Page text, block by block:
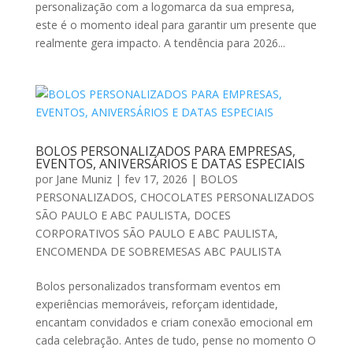
personalização com a logomarca da sua empresa,
este é o momento ideal para garantir um presente que
realmente gera impacto. A tendência para 2026...
BOLOS PERSONALIZADOS PARA EMPRESAS,
EVENTOS, ANIVERSÁRIOS E DATAS ESPECIAIS
por Jane Muniz| fev 17, 2026 | BOLOS
PERSONALIZADOS, CHOCOLATES PERSONALIZADOS
SÃO PAULO E ABC PAULISTA, DOCES
CORPORATIVOS SÃO PAULO E ABC PAULISTA,
ENCOMENDA DE SOBREMESAS ABC PAULISTA
Bolos personalizados transformam eventos em
experiências memoráveis, reforçam identidade,
encantam convidados e criam conexão emocional em
cada celebração. Antes de tudo, pense no momento O